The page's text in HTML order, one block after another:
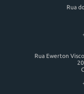
Rua
Rua Ewerton